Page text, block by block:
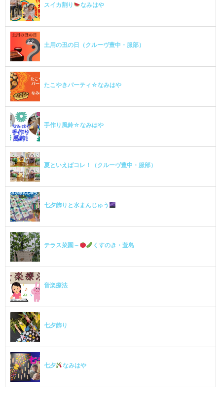
スイカ割り なみはや
土用の丑の日（クルーヴ豊中・服部）
たこやきパーティ☆なみはや
手作り風鈴☆なみはや
夏といえばコレ！（クルーヴ豊中・服部）
七夕飾りと水まんじゅう
テラス菜園～ くすのき・萱島
音楽療法
七夕飾り
七夕 なみはや